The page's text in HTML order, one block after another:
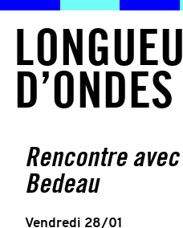
LONGUEU
D’ONDES
Rencontre
Bedeau
Vendredi 28/01